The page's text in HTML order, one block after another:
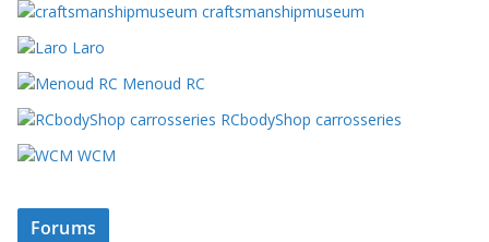
craftsmanshipmuseum
Laro
Menoud RC
RCbodyShop carrosseries
WCM
Forums